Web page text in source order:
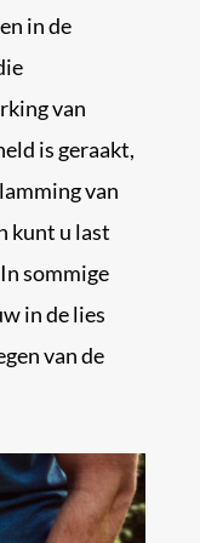
in de
van
is geraakt,
van
kunt u last
sommige
in de lies
van de